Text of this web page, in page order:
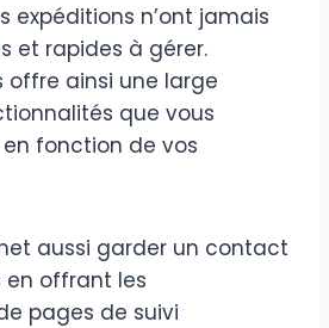
expéditions n’ont jamais
et rapides à gérer.
offre ainsi une large
que vous
fonction de vos
aussi garder un contact
en offrant les
pages de suivi